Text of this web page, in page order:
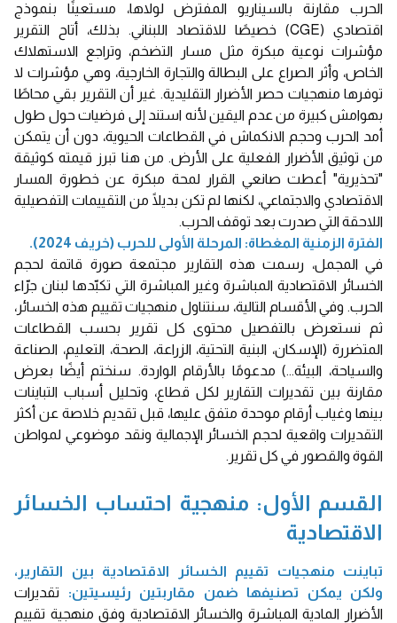
الحرب مقارنة بالسيناريو المفترض لولاها، مستعينًا بنموذج
اقتصادي (CGE) خصيصًا للاقتصاد اللبناني. بذلك، أتاح التقرير
مؤشرات نوعية مبكرة مثل مسار التضخم، وتراجع الاستهلاك
الخاص، وأثر الصراع على البطالة والتجارة الخارجية، وهي مؤشرات لا
توفرها منهجيات حصر الأضرار التقليدية. غير أن التقرير بقي محاطًا
بهوامش كبيرة من عدم اليقين لأنه استند إلى فرضيات حول طول
أمد الحرب وحجم الانكماش في القطاعات الحيوية، دون أن يتمكن
من توثيق الأضرار الفعلية على الأرض. من هنا تبرز قيمته كوثيقة
"تحذيرية" أعطت صانعي القرار لمحة مبكرة عن خطورة المسار
الاقتصادي والاجتماعي، لكنها لم تكن بديلًا من التقييمات التفصيلية
اللاحقة التي صدرت بعد توقف الحرب.
الفترة الزمنية المغطاة: المرحلة الأولى للحرب (خريف 2024).
في المجمل، رسمت هذه التقارير مجتمعة صورة قاتمة لحجم
الخسائر الاقتصادية المباشرة وغير المباشرة التي تكبّدها لبنان جرّاء
الحرب. وفي الأقسام التالية، سنتناول منهجيات تقييم هذه الخسائر،
ثم نستعرض بالتفصيل محتوى كل تقرير بحسب القطاعات
المتضررة (الإسكان، البنية التحتية، الزراعة، الصحة، التعليم، الصناعة
والسياحة، البيئة...) مدعومًا بالأرقام الواردة. سنختم أيضًا بعرض
مقارنة بين تقديرات التقارير لكل قطاع، وتحليل أسباب التباينات
بينها وغياب أرقام موحدة متفق عليها، قبل تقديم خلاصة عن أكثر
التقديرات واقعية لحجم الخسائر الإجمالية ونقد موضوعي لمواطن
القوة والقصور في كل تقرير.
القسم الأول: منهجية احتساب الخسائر
الاقتصادية
تباينت منهجيات تقييم الخسائر الاقتصادية بين التقارير،
ولكن يمكن تصنيفها ضمن مقاربتين رئيسيتين:
تقديرات
الأضرار المادية المباشرة والخسائر الاقتصادية وفق منهجية تقييم